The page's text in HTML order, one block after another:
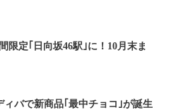
限定｢日向坂46駅｣に！10月末ま
ィバで新商品｢最中チョコ｣が誕生